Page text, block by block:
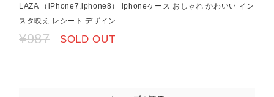
LAZA （iPhone7,iphone8） iphoneケース おしゃれ かわいい イン
スタ映え レシート デザイン
¥987 SOLD OUT